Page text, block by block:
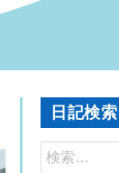
日記検索